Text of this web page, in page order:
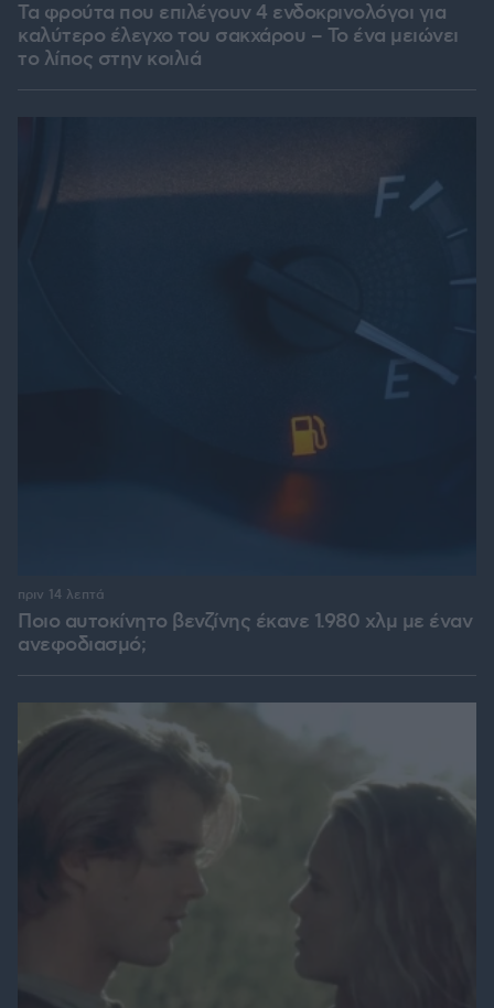
Τα φρούτα που επιλέγουν 4 ενδοκρινολόγοι για
καλύτερο έλεγχο του σακχάρου – Το ένα μειώνει
το λίπος στην κοιλιά
Ποιο αυτοκίνητο βενζίνης έκανε 1.980 χλμ με έναν
ανεφοδιασμό;
πριν 14 λεπτά